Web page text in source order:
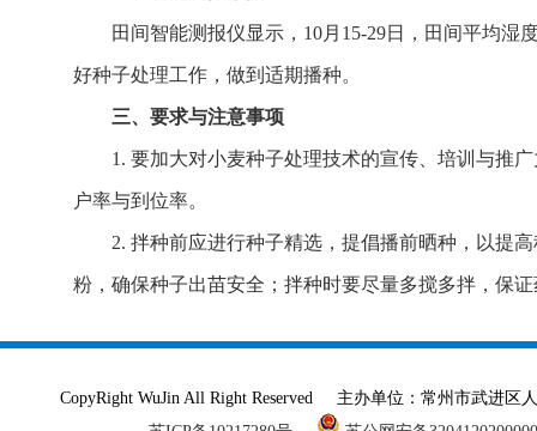
田间智能测报仪显示， 10月 15-29日，田间平均湿
好种子处理工作，做到适期播种。
三、要求与注意事项
1. 要加大对小麦种子处理技术的宣传、培训与推
户率与到位率。
2. 拌种前应进行种子精选，提倡播前晒种，以提
粉，确保种子出苗安全；拌种时要尽量多搅多拌，保
CopyRight WuJin All Right Reserved 主办单位：常州市武进